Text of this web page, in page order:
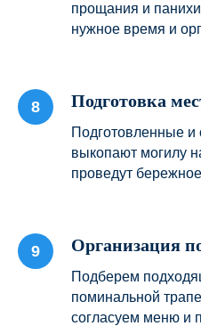
прощания и
нужное время и
Подготовка
Подготовленные и
выкопают могилу
проведут
Организация
Подберем
поминальной
согласуем меню и